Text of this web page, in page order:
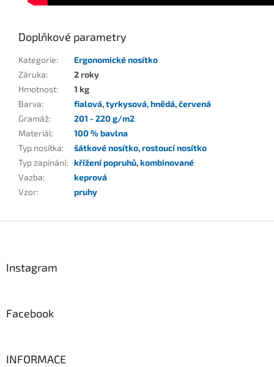
Doplňkové parametry
Kategorie:
Ergonomické nosítko
Záruka:
2 roky
Hmotnost:
1 kg
Barva: fialová,tyrkysová,hnědá,červená
Gramáž:
201 - 220 g/m2
Materiál:
100 % bavlna
Typ nosítka: šátkové nosítko,rostoucí nosítko
Typ zapínání: křížení popruhů,kombinované
Vazba:
keprová
Vzor: pruhy
Instagram
Facebook
INFORMACE